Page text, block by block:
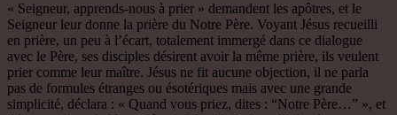
« Seigneur, apprends-nous à prier » demandent les apôtres, et le
Seigneur leur donne la prière du Notre Père. Voyant Jésus recueilli
en prière, un peu à l’écart, totalement immergé dans ce dialogue
avec le Père, ses disciples désirent avoir la même prière, ils veulent
prier comme leur maître. Jésus ne fit aucune objection, il ne parla
pas de formules étranges ou ésotériques mais avec une grande
simplicité, déclara : « Quand vous priez, dites : “Notre Père…” », et